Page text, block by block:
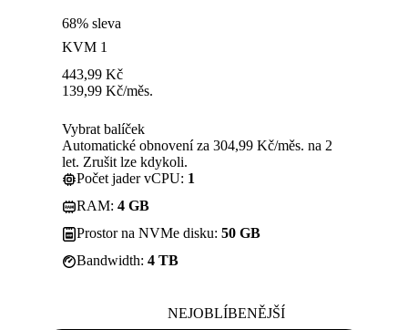
68% sleva
KVM 1
443,99 Kč
139,99 Kč/měs.
Vybrat balíček
Automatické obnovení za 304,99 Kč/měs. na 2
let. Zrušit lze kdykoli.
Počet jader vCPU: 1
RAM: 4 GB
Prostor na NVMe disku: 50 GB
Bandwidth: 4 TB
NEJOBLÍBENĚJŠÍ